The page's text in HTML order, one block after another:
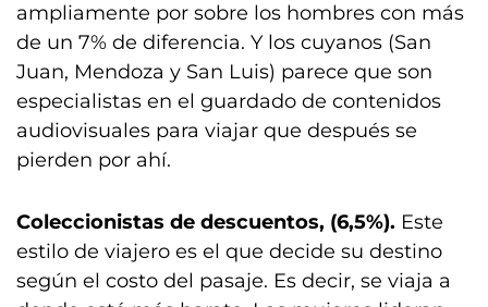
ampliamente por sobre los hombres con más
de un 7% de diferencia. Y los cuyanos (San
Juan, Mendoza y San Luis) parece que son
especialistas en el guardado de contenidos
audiovisuales para viajar que después se
pierden por ahí.
Coleccionistas de descuentos, (6,5%). Este
estilo de viajero es el que decide su destino
según el costo del pasaje. Es decir, se viaja a